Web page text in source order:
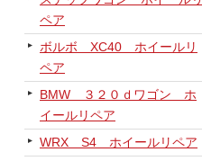
ペア
ボルボ XC40 ホイールリ
ペア
BMW ３２０ｄワゴン ホ
イールリペア
WRX S4 ホイールリペア